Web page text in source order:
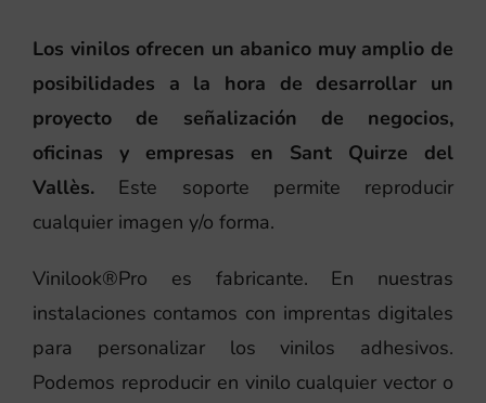
Los vinilos ofrecen un abanico muy amplio de
posibilidades a la hora de desarrollar un
proyecto de señalización de negocios,
oficinas y empresas en Sant Quirze del
Vallès.Este soporte permite reproducir
cualquier imagen y/o forma.
Vinilook®Pro es fabricante. En nuestras
instalaciones contamos con imprentas digitales
para personalizar los vinilos adhesivos.
Podemos reproducir en vinilo cualquier vector o